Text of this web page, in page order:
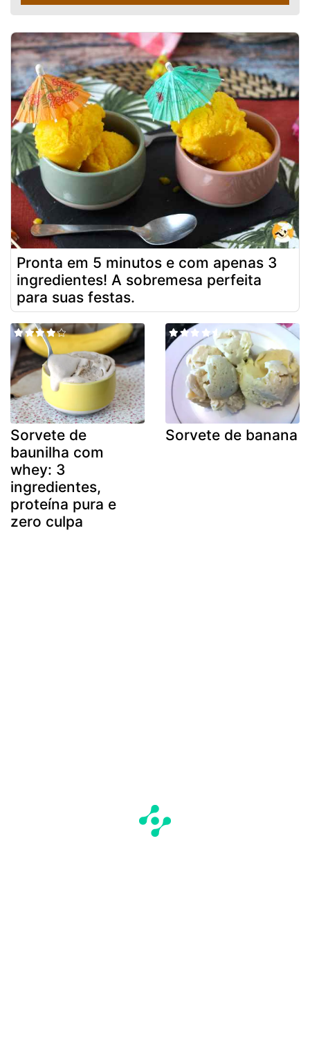
Pronta em 5 minutos e com apenas 3
ingredientes! A sobremesa perfeita
para suas festas.
Sorvete de
baunilha com
whey: 3
ingredientes,
proteína pura e
zero culpa
Sorvete de banana